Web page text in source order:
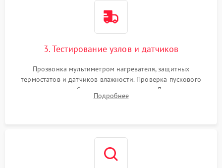
3. Тестирование узлов и датчиков
Прозвонка мультиметром нагревателя, защитных
термостатов и датчиков влажности. Проверка пускового
конденсатора, обмоток мотора и помпы. Для машин с
тепловым насосом — диагностика работы компрессора и
Подробнее